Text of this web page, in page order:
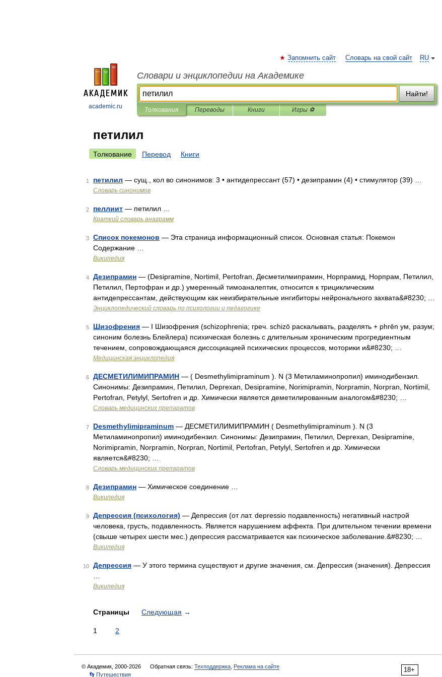
academic.ru
RU
Запомнить сайт Словарь на свой сайт
Словари и энциклопедии на Академике
Найти!
Толкования Переводы Книги Игры ⚽
петилил
Толкование Перевод Книги
1 петилил — сущ., кол во синонимов: 3 • антидепрессант (57) • дезипрамин (4) • стимулятор (39) …
Словарь синонимов
2 пеллиит — петилил …
Краткий словарь анаграмм
3 Список покемонов — Эта страница информационный список. Основная статья: Покемон
Содержание …
Википедия
4 Дезипрамин — (Desipramine, Nortimil, Pertofran, Десметилмипрамин, Норпрамид, Норпрам, Петилил,
Петилил, Пертофран и др.) умеренный тимоаналептик, относится к трициклическим
антидепрессантам, действующим как неизбирательные ингибиторы нейронального захвата&#8230; …
Энциклопедический словарь по психологии и педагогике
5 Шизофрения — I Шизофрения (schizophrenia; греч. schizō раскалывать, разделять + phrēn ум, разум;
синоним болезнь Блейлера) психическая болезнь с длительным хроническим прогредиентным
течением, сопровождающаяся диссоциацией психических процессов, моторики и&#8230; …
Медицинская энциклопедия
6 ДЕСМЕТИЛИМИПРАМИН — ( Desmethylimipraminum ). N (3 Метиламинопропил) иминодибензил.
Синонимы: Дезипрамин, Петилил, Deprexan, Desipramine, Norimipramin, Norpramin, Norpran, Nortimil,
Pertofran, Petylyl, Sertofren и др. Химически является деметилированным аналогом&#8230; …
Словарь медицинских препаратов
7 Desmethylimipraminum — ДЕСМЕТИЛИМИПРАМИН ( Desmethylimipraminum ). N (3
Метиламинопропил) иминодибензил. Синонимы: Дезипрамин, Петилил, Deprexan, Desipramine,
Norimipramin, Norpramin, Norpran, Nortimil, Pertofran, Petylyl, Sertofren и др. Химически
является&#8230; …
Словарь медицинских препаратов
8 Дезипрамин — Химическое соединение …
Википедия
9 Депрессия (психология) — Депрессия (от лат. depressio подавленность) негативный настрой
человека, грусть, подавленность. Является нарушением аффекта. При длительном течении времени
(свыше четырех шести мес.) депрессия рассматривается как психическое заболевание.&#8230; …
Википедия
10 Депрессия — У этого термина существуют и другие значения, см. Депрессия (значения). Депрессия
Википедия
Страницы Следующая →
1 2
18+
© Академик, 2000-2026 Обратная связь: Техподдержка Реклама на сайте
👣 Путешествия